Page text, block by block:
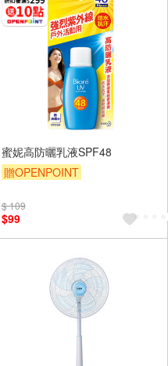
蜜妮高防曬乳液SPF48
贈OPENPOINT
$ 109
$99